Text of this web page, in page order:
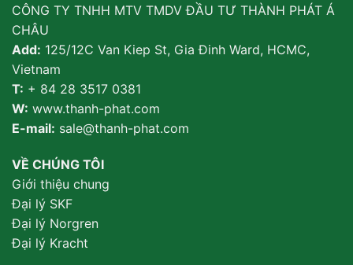
CÔNG TY TNHH MTV TMDV ĐẦU TƯ THÀNH PHÁT Á
CHÂU
Add: 125/12C Van Kiep St, Gia Đinh Ward, HCMC,
Vietnam
T: + 84 28 3517 0381
W: www.thanh-phat.com
E-mail: sale@thanh-phat.com
VỀ CHÚNG TÔI
Giới thiệu chung
Đại lý SKF
Đại lý Norgren
Đại lý Kracht